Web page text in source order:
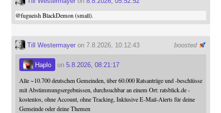
@fugueishBlackDemon (small).
boosted
Till Westermayeron 7.8.2026, 10:12:43
Haplo on 5.8.2026, 08:21:17
Alle ~10.700 deutschen Gemeinden, über 60.000 Ratsanträge und -beschlüsse
mit Abstimmungsergebnissen, durchsuchbar an einem Ort: ratsblick.de -
kostenlos, ohne Account, ohne Tracking, Inklusive E-Mail-Alerts für deine
Gemeinde oder deine Themen